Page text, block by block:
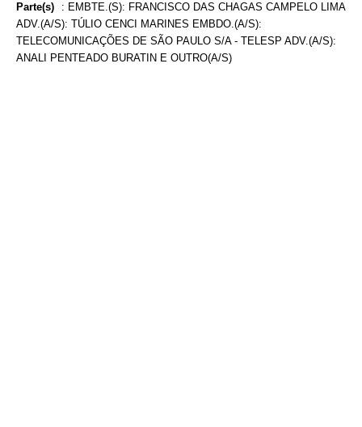
Parte(s) : EMBTE.(S): FRANCISCO DAS CHAGAS CAMPELO LIMA
ADV.(A/S): TÚLIO CENCI MARINES EMBDO.(A/S):
TELECOMUNICAÇÕES DE SÃO PAULO S/A - TELESP ADV.(A/S):
ANALI PENTEADO BURATIN E OUTRO(A/S)